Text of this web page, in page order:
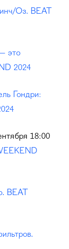
Оз. BEAT
это
2024
Гондри:
18:00
BEAT